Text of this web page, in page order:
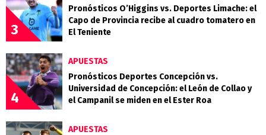
3
Pronósticos O’Higgins vs. Deportes Limache: el
Capo de Provincia recibe al cuadro tomatero en
El Teniente
4
APUESTAS
Pronósticos Deportes Concepción vs.
Universidad de Concepción: el León de Collao y
el Campanil se miden en el Ester Roa
APUESTAS